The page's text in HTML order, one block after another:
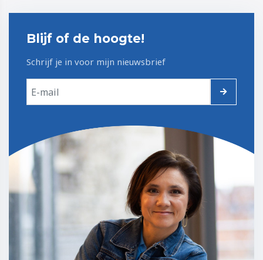
Blijf of de hoogte!
Schrijf je in voor mijn nieuwsbrief